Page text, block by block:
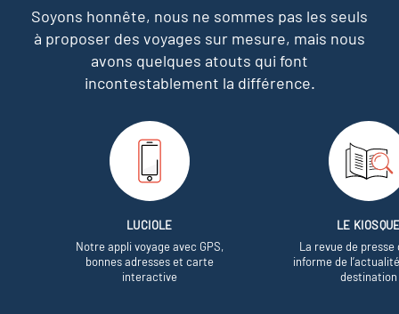
Soyons honnête, nous ne sommes pas les seuls
à proposer des voyages sur mesure, mais nous
avons quelques atouts qui font
incontestablement la différence.
LUCIOLE
Notre appli voyage avec GPS,
bonnes adresses et carte
interactive
LE
La revue de presse
informe de
destination